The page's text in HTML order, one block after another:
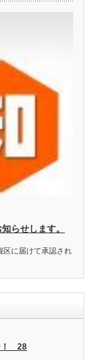
らせします。
区に届けて承認され
！ 28